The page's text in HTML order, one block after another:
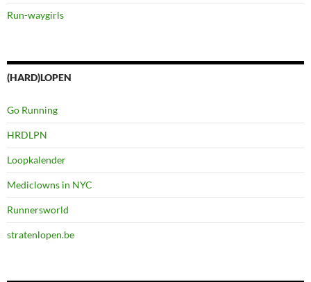
Run-waygirls
(HARD)LOPEN
Go Running
HRDLPN
Loopkalender
Mediclowns in NYC
Runnersworld
stratenlopen.be